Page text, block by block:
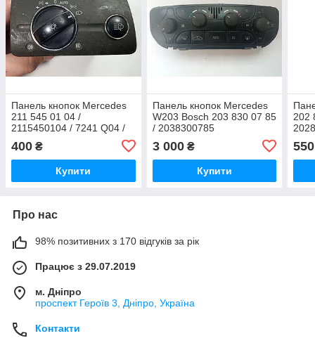
Панель кнопок Mercedes
211 545 01 04 /
2115450104 / 7241 Q04 /
04056000
400 ₴
Купити
Панель кнопок Mercedes
W203 Bosch 203 830 07 85
/ 2038300785
3 000₴
Купити
202
550
Про нас
98% позитивних з 170 відгуків за рік
Працює з 29.07.2019
м. Дніпро
проспект Героїв 3, Дніпро, Україна
Контакти